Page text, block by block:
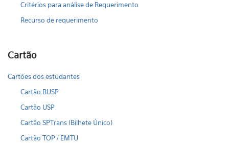
Critérios para análise de Requerimento
Recurso de requerimento
Cartão
Cartões dos estudantes
Cartão BUSP
Cartão USP
Cartão SPTrans (Bilhete Único)
Cartão TOP / EMTU